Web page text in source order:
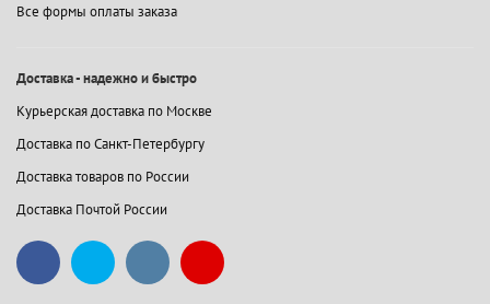
Все формы оплаты заказа
Доставка - надежно и быстро
Курьерская доставка по Москве
Доставка по Санкт-Петербургу
Доставка товаров по России
Доставка Почтой России